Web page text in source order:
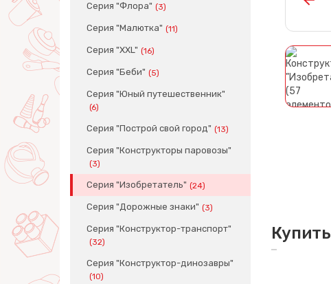
Серия "Флора" (3)
Серия "Малютка" (11)
Серия "XXL" (16)
Серия "Беби" (5)
Серия "Юный путешественник"
(6)
Серия "Построй свой город" (13)
Серия "Конструкторы паровозы"
(3)
Серия "Изобретатель" (24)
Серия "Дорожные знаки" (3)
Серия "Конструктор-транспорт"
(32)
Серия "Конструктор-динозавры"
(10)
Купить